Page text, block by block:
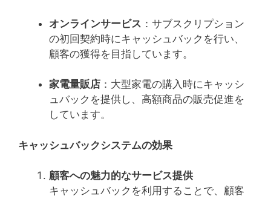
オンラインサービス ：サブスクリプション
の初回契約時にキャッシュバックを行い、
顧客の獲得を目指しています。
家電量販店 ：大型家電の購入時にキャッシ
ュバックを提供し、高額商品の販売促進を
しています。
キャッシュバックシステムの効果
顧客への魅力的なサービス提供
キャッシュバックを利用することで、顧客